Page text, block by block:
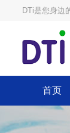
DTi是您身边
首页